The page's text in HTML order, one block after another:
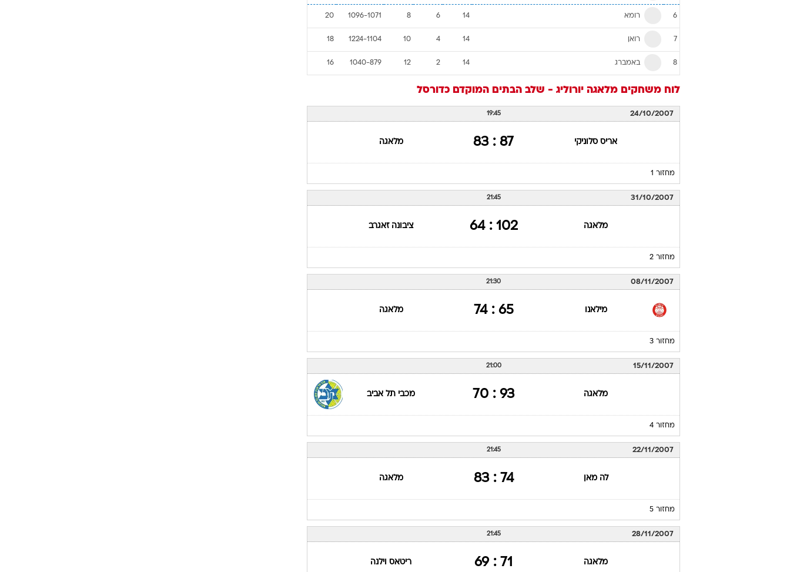
6 רומא 14
6
8
1096-1071
20
7 רואן 14
4
10
1224-1104
18
8 באמברג 14
2
12
1040-879
16
לוח משחקים מלאגה יורוליג - שלב הבתים המוקדם כדורסל
24/10/2007
19:45
אריס סלוניקי 87 : 83 מלאגה
מחזור 1
31/10/2007
21:45
מלאגה 102 : 64 ציבונה זאגרב
מחזור 2
08/11/2007
21:30
מילאנו 65 : 74 מלאגה
מחזור 3
15/11/2007
21:00
מלאגה 93 : 70 מכבי תל אביב
מחזור 4
22/11/2007
21:45
לה מאן 74 : 83 מלאגה
מחזור 5
28/11/2007
21:45
מלאגה 71 : 69 ריטאס וילנה